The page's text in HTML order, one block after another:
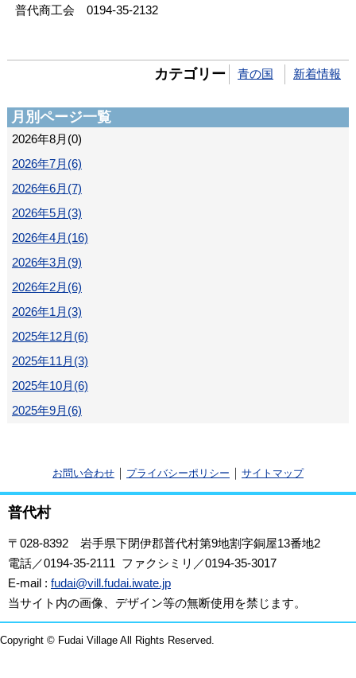
普代商工会 0194-35-2132
カテゴリー 青の国 新着情報
月別ページ一覧
2026年8月(0)
2026年7月(6)
2026年6月(7)
2026年5月(3)
2026年4月(16)
2026年3月(9)
2026年2月(6)
2026年1月(3)
2025年12月(6)
2025年11月(3)
2025年10月(6)
2025年9月(6)
お問い合わせ プライバシーポリシー サイトマップ
普代村
〒028-8392 岩手県下閉伊郡普代村第9地割字銅屋13番地2
電話／0194-35-2111 ファクシミリ／0194-35-3017
E-mail : fudai@vill.fudai.iwate.jp
当サイト内の画像、デザイン等の無断使用を禁じます。
Copyright © Fudai Village All Rights Reserved.